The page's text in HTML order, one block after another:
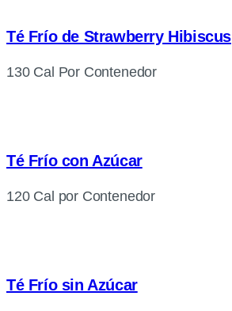
Té Frío de Strawberry Hibiscus
130 Cal Por Contenedor
Té Frío con Azúcar
120 Cal por Contenedor
Té Frío sin Azúcar